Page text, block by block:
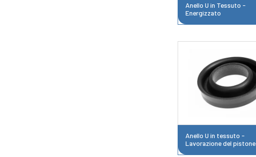
Anello U in Tessuto -
Energizzato
Anello U in tessuto -
Lavorazione del pistone